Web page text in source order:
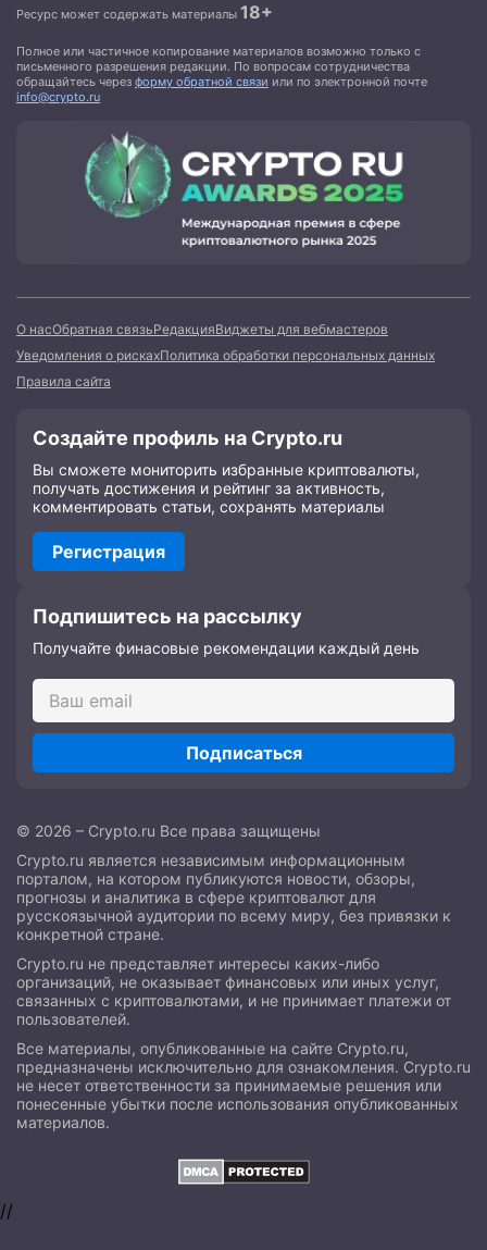
Ресурс может содержать материалы 18+
Полное или частичное копирование материалов возможно только с
письменного разрешения редакции. По вопросам сотрудничества
обращайтесь через форму обратной связи или по электронной почте
info@crypto.ru
О насОбратная связьРедакцияВиджеты для вебмастеров
Уведомления о рискахПолитика обработки персональных данных
Правила сайта
Создайте профиль на Crypto.ru
Вы сможете мониторить избранные криптовалюты,
получать достижения и рейтинг за активность,
комментировать статьи, сохранять материалы
Регистрация
Подпишитесь на рассылку
Получайте финасовые рекомендации каждый день
Подписаться
© 2026 – Crypto.ru Все права защищены
Crypto.ru является независимым информационным
порталом, на котором публикуются новости, обзоры,
прогнозы и аналитика в сфере криптовалют для
русскоязычной аудитории по всему миру, без привязки к
конкретной стране.
Crypto.ru не представляет интересы каких-либо
организаций, не оказывает финансовых или иных услуг,
связанных с криптовалютами, и не принимает платежи от
пользователей.
Все материалы, опубликованные на сайте Crypto.ru,
предназначены исключительно для ознакомления. Crypto.ru
не несет ответственности за принимаемые решения или
понесенные убытки после использования опубликованных
материалов.
//